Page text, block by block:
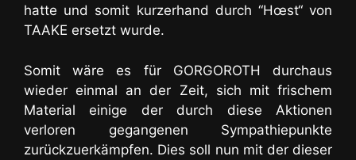
hatte und somit kurzerhand durch “Hœst“ von
TAAKE ersetzt wurde.
Somit wäre es für GORGOROTH durchaus
wieder einmal an der Zeit, sich mit frischem
Material einige der durch diese Aktionen
verloren gegangenen Sympathiepunkte
zurückzuerkämpfen. Dies soll nun mit der dieser